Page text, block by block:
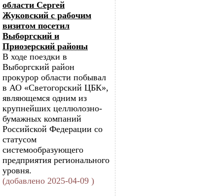
области Сергей
Жуковский с рабочим
визитом посетил
Выборгский и
Приозерский районы
В ходе поездки в
Выборгский район
прокурор области побывал
в АО «Светогорский ЦБК»,
являющемся одним из
крупнейших целлюлозно-
бумажных компаний
Российской Федерации со
статусом
системообразующего
предприятия регионального
уровня.
(добавлено 2025-04-09 )